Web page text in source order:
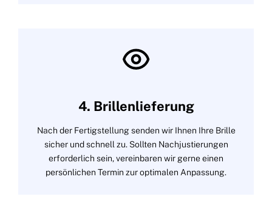
4. Brillenlieferung
Nach der Fertigstellung senden wir Ihnen Ihre Brille
sicher und schnell zu. Sollten Nachjustierungen
erforderlich sein, vereinbaren wir gerne einen
persönlichen Termin zur optimalen Anpassung.